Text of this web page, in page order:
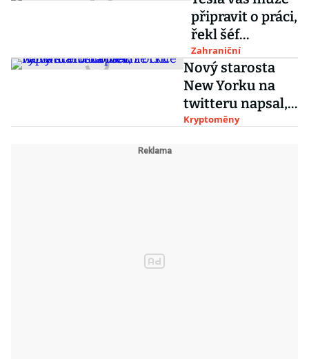
připravit o práci,
řekl šéf
Volkswagenu
Diess svým
zaměstnancům
Zahraniční
Nový starosta
New Yorku na
twitteru napsal,
že chce výplatu v
Kryptoměny